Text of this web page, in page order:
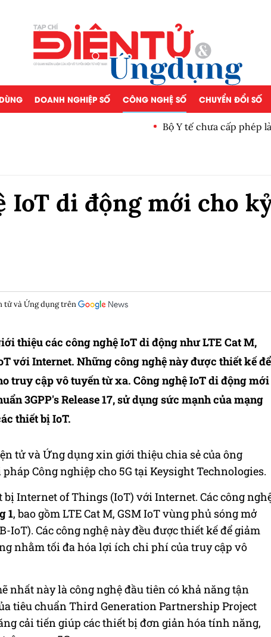
DOANH NGHIỆP SỐ CÔNG NGHỆ SỐ CHUYỂN ĐỔI SỐ
Bộ Y tế chưa cấp phép
IoT di động mới cho
tử và Ứng dụng trên
thiệu các công nghệ IoT di động như LTE Cat M,
với Internet. Những công nghệ này được thiết kế để
truy cập vô tuyến từ xa. Công nghệ IoT di động mới
3GPP's Release 17, sử dụng sức mạnh của mạng
thiết bị IoT.
tử và Ứng dụng xin giới thiệu chia sẻ của ông
Công nghiệp cho 5G tại Keysight Technologies.
Internet of Things (IoT) với Internet. Các công
1, bao gồm LTE Cat M, GSM IoT vùng phủ sóng mở
IoT). Các công nghệ này đều được thiết kế để giảm
nhằm tối đa hóa lợi ích chi phí của truy cập vô
nhấtnàylà công nghệ đầu tiên có khả năng tận
tiêu chuẩn Third Generation Partnership Project
cải tiếngiúp các thiết bị đơn giản hóa tính năng,